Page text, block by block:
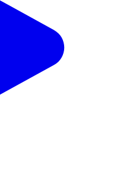
বৈঠকত বিজনীৰ বিধায়ক অজয়